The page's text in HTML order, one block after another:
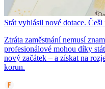
Stát vyhlásil nové dotace.
Ztráta zaměstnání nemusí
profesionálové mohou díky
nový začátek – a získat na
korun.